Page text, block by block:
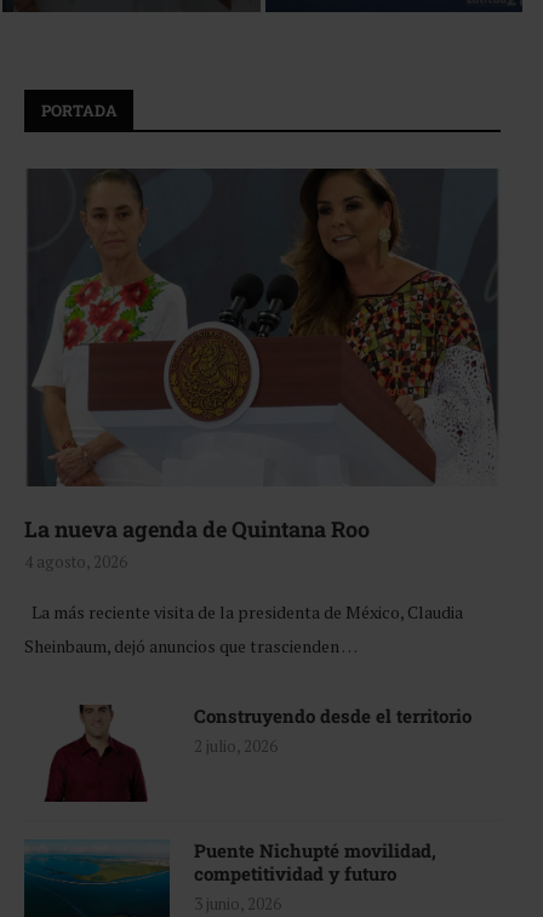
PORTADA
La nueva agenda de Quintana Roo
4 agosto, 2026
La más reciente visita de la presidenta de México, Claudia
Sheinbaum, dejó anuncios que trascienden …
Construyendo desde el territorio
2 julio, 2026
Puente Nichupté movilidad,
competitividad y futuro
3 junio, 2026